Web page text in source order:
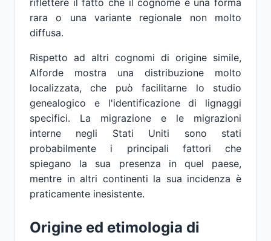
riflettere il fatto che il cognome è una forma
rara o una variante regionale non molto
diffusa.
Rispetto ad altri cognomi di origine simile,
Alforde mostra una distribuzione molto
localizzata, che può facilitarne lo studio
genealogico e l'identificazione di lignaggi
specifici. La migrazione e le migrazioni
interne negli Stati Uniti sono stati
probabilmente i principali fattori che
spiegano la sua presenza in quel paese,
mentre in altri continenti la sua incidenza è
praticamente inesistente.
Origine ed etimologia di